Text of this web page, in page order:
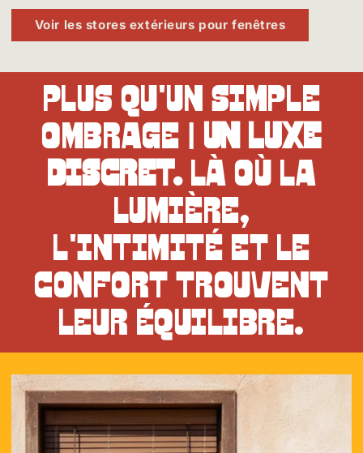
Voir les stores extérieurs pour fenêtres
Plus qu'un simple
ombrage | Un luxe
discret.Là où la
lumière,
l'intimité et le
confort trouvent
leur équilibre.